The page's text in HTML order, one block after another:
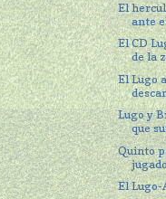
El
ante
El CD
de la
El Lugo
Lugo y
que
Quinto
El